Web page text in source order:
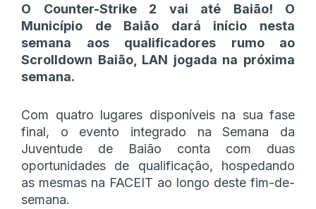
O Counter-Strike 2 vai até Baião! O
Município de Baião dará início nesta
semana aos qualificadores rumo ao
Scrolldown Baião, LAN jogada na próxima
semana.
Com quatro lugares disponíveis na sua fase
final, o evento integrado na Semana da
Juventude de Baião conta com duas
oportunidades de qualificação, hospedando
as mesmas na FACEIT ao longo deste fim-de-
semana.